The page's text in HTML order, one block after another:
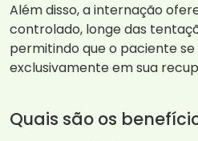
Além disso, a internação
controlado, longe das
permitindo que o paciente
exclusivamente em sua
Quais são os